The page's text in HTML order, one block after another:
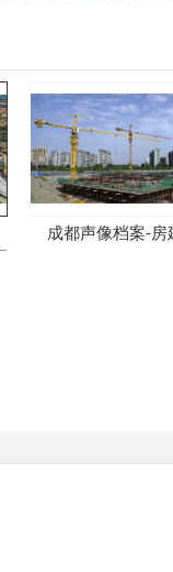
成都声像档案-房